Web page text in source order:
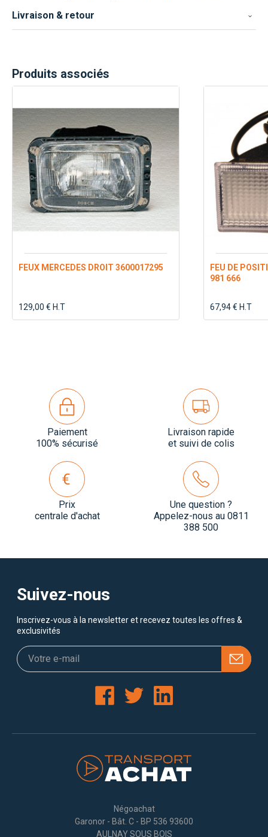
Livraison & retour
Produits associés
FEUX MERCEDES DROIT 3600017295
129,00 € H.T
FEU DE
981 666
67,94 € H.T
Paiement
100% sécurisé
Livraison rapide
et suivi de colis
Prix
centrale d'achat
Une question ?
Appelez-nous au 0811
388 500
Suivez-nous
Inscrivez-vous à la newsletter et recevez toutes les offres &
exclusivités
Négoachat
Garonor - Bât. C - BP 536 93600
AULNAY SOUS BOIS